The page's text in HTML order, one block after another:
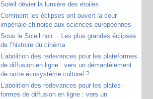
Soleil dévier la lumière des étoiles
Comment les éclipses ont ouvert la cour
impériale chinoise aux sciences européennes
Sous le Soleil noir… Les plus grandes éclipses
de l’histoire du cinéma
L’abolition des redevances pour les plateformes
de diffusion en ligne : vers un démantèlement
de notre écosystème culturel ?
L’abolition des redevances pour les plates-
formes de diffusion en ligne : vers un